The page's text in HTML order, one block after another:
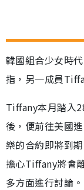
韓國組合少女時
指，另一成員
Tiffany本月踏入
後，便前往美國
樂的合約即將到
擔心Tiffany將會
多方面進行討論。